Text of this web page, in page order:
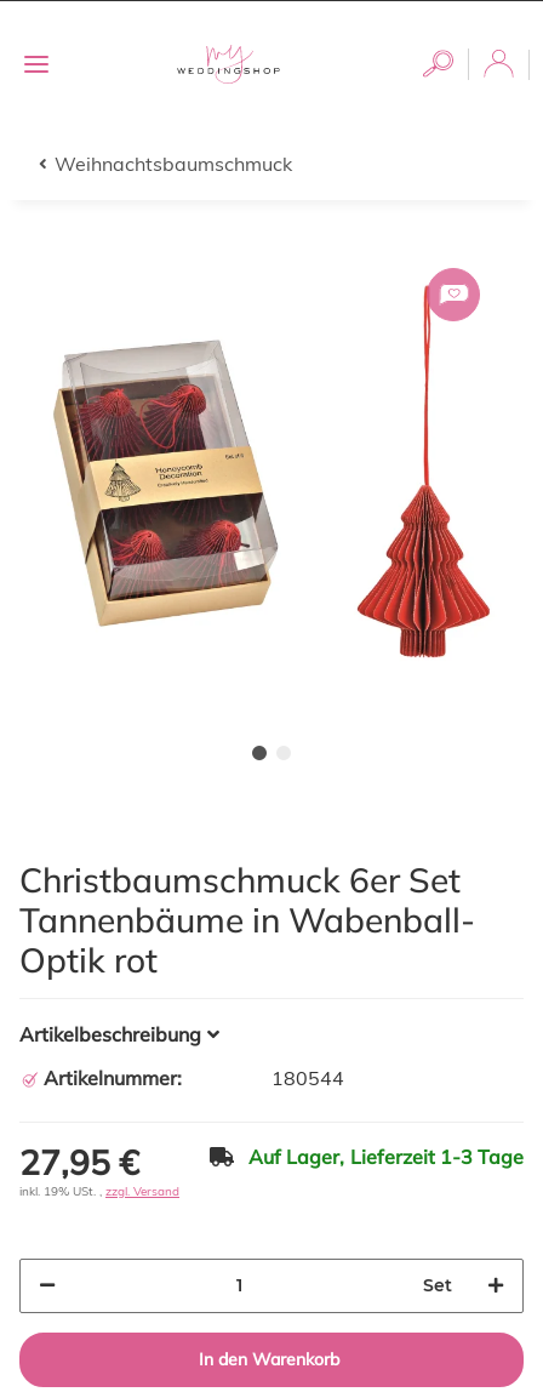
Weihnachtsbaumschmuck
Christbaumschmuck 6er Set
Tannenbäume in Wabenball-
Optik rot
Artikelbeschreibung
Artikelnummer:
180544
27,95 € Auf Lager, Lieferzeit 1-3 Tage
inkl. 19% USt. , zzgl. Versand
Set
In den Warenkorb